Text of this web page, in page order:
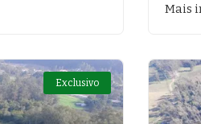
Mais
Exclusivo